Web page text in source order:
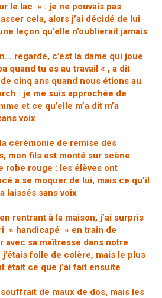
le lac » : je ne pouvais pas
cela, alors j’ai décidé de lui
leçon qu’elle n’oublierait jamais
regarde, c’est la dame qui joue
quand tu es au travail « , a dit
cinq ans quand nous étions au
: je me suis approchée de
et ce qu’elle m’a dit m’a
voix
cérémonie de remise des
mon fils est monté sur scène
robe rouge : les élèves ont
à se moquer de lui, mais ce qu’il
laissés sans voix
rentrant à la maison, j’ai surpris
» handicapé » en train de
avec sa maîtresse dans notre
j’étais folle de colère, mais le plus
était ce que j’ai fait ensuite
de maux de dos, mais les